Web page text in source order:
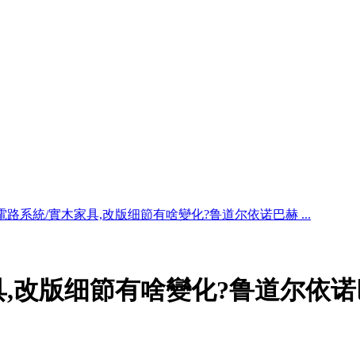
路系統/實木家具,改版细節有啥變化?鲁道尔依诺巴赫 ...
改版细節有啥變化?鲁道尔依